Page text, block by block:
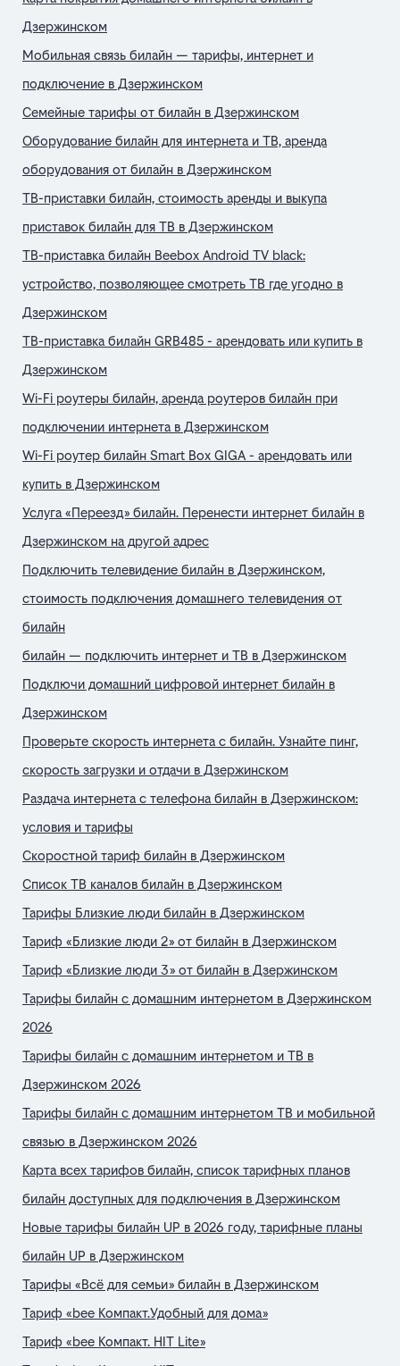
Дзержинском
Мобильная связь билайн — тарифы, интернет и
подключение в Дзержинском
Семейные тарифы от билайн в Дзержинском
Оборудование билайн для интернета и ТВ, аренда
оборудования от билайн в Дзержинском
ТВ-приставки билайн, стоимость аренды и выкупа
приставок билайн для ТВ в Дзержинском
ТВ-приставка билайн Beebox Android TV black:
устройство, позволяющее смотреть ТВ где угодно в
Дзержинском
ТВ-приставка билайн GRB485 - арендовать или купить в
Дзержинском
Wi-Fi роутеры билайн, аренда роутеров билайн при
подключении интернета в Дзержинском
Wi-Fi роутер билайн Smart Box GIGA - арендовать или
купить в Дзержинском
Услуга «Переезд» билайн. Перенести интернет билайн в
Дзержинском на другой адрес
Подключить телевидение билайн в Дзержинском,
стоимость подключения домашнего телевидения от
билайн
билайн — подключить интернет и ТВ в Дзержинском
Подключи домашний цифровой интернет билайн в
Дзержинском
Проверьте скорость интернета с билайн. Узнайте пинг,
скорость загрузки и отдачи в Дзержинском
Раздача интернета с телефона билайн в Дзержинском:
условия и тарифы
Скоростной тариф билайн в Дзержинском
Список ТВ каналов билайн в Дзержинском
Тарифы Близкие люди билайн в Дзержинском
Тариф «Близкие люди 2» от билайн в Дзержинском
Тариф «Близкие люди 3» от билайн в Дзержинском
Тарифы билайн с домашним интернетом в Дзержинском
2026
Тарифы билайн с домашним интернетом и ТВ в
Дзержинском 2026
Тарифы билайн с домашним интернетом ТВ и мобильной
связью в Дзержинском 2026
Карта всех тарифов билайн, список тарифных планов
билайн доступных для подключения в Дзержинском
Новые тарифы билайн UP в 2026 году, тарифные планы
билайн UP в Дзержинском
Тарифы «Всё для семьи» билайн в Дзержинском
Тариф «bee Компакт.Удобный для дома»
Тариф «bee Компакт. HIT Lite»